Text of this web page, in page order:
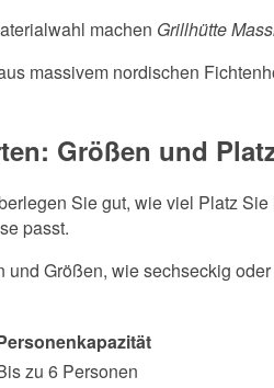
machen Grillhütte
massivem nordischen
Größen und
Sie gut, wie viel Platz
passt.
Größen, wie sechseckig
zu 6 Personen